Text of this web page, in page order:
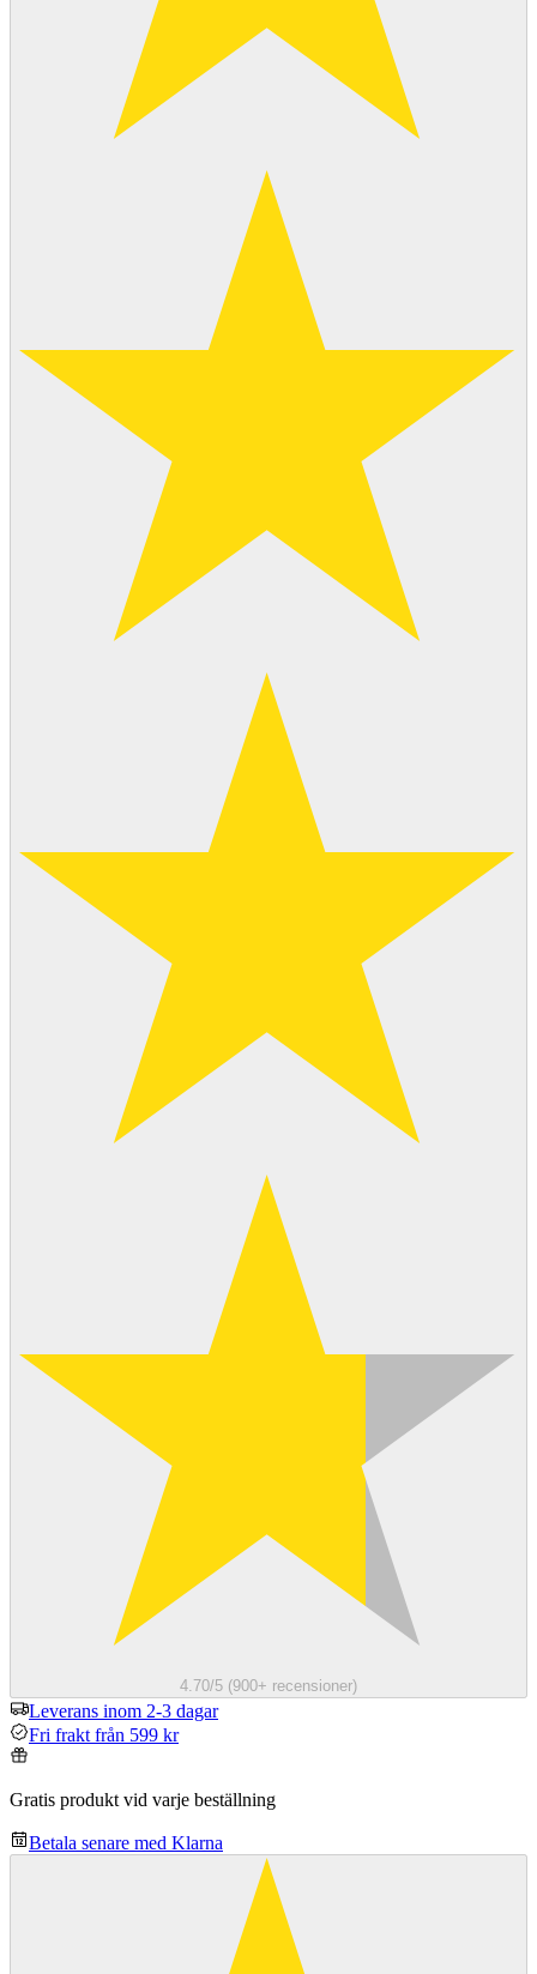
4.70/5 (900+ recensioner)
Leverans inom 2-3 dagar
Fri frakt från 599 kr
Gratis produkt vid varje beställning
Betala senare med Klarna